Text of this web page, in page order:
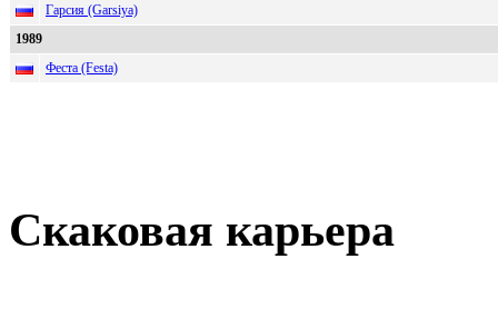
Гарсия (Garsiya)
1989
Феста (Festa)
Скаковая карьера